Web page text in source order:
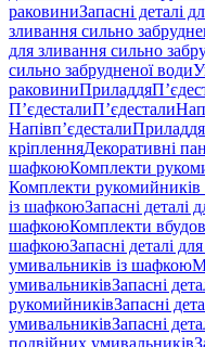
раковиниЗапасні деталі
зливання сильно
для зливання сильно
сильно забрудненої води
раковиниПриладдя
П’єдесталиП’єдестали
Напівп’єдесталиПриладдя
кріпленняДекоративні
шафкоюКомплекти
Комплекти
із шафкоюЗапасні деталі
шафкоюКомплекти
шафкоюЗапасні деталі
умивальників із шафкою
умивальниківЗапасні
рукомийниківЗапасні
умивальниківЗапасні
подвійних умивальників